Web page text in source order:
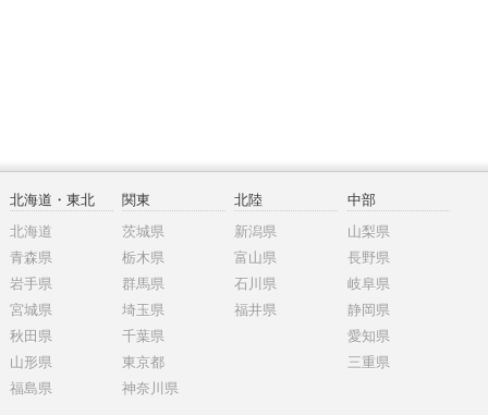
北海道・東北
北海道
青森県
岩手県
宮城県
秋田県
山形県
福島県
関東
茨城県
栃木県
群馬県
埼玉県
千葉県
東京都
神奈川県
北陸
新潟県
富山県
石川県
福井県
中部
山梨県
長野県
岐阜県
静岡県
愛知県
三重県